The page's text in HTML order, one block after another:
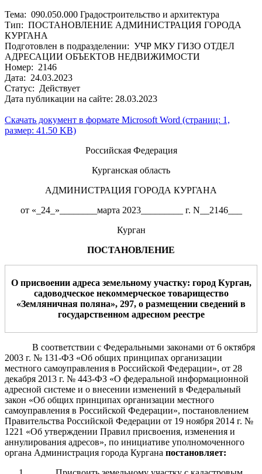
Тема: 090.050.000 Градостроительство и архитектура
Тип: ПОСТАНОВЛЕНИЕ АДМИНИСТРАЦИЯ ГОРОДА
КУРГАНА
Подготовлен в подразделении: УЧР МКУ ГИЗО ОТДЕЛ
АДРЕСАЦИИ ОБЪЕКТОВ НЕДВИЖИМОСТИ
Номер: 2146
Дата: 24.03.2023
Статус: Действует
Дата публикации на сайте: 28.03.2023
Скачать документ в формате Microsoft Word (страниц: 1,
размер: 41.50 KB)
Российская Федерация
Курганская область
АДМИНИСТРАЦИЯ ГОРОДА КУРГАНА
от «_24_»________марта 2023_________ г. N__2146___
Курган
ПОСТАНОВЛЕНИЕ
О присвоении адреса земельному участку: город Курган,
садоводческое некоммерческое товарищество
«Земляничная поляна», 297, о размещении сведений в
государственном адресном реестре
В соответствии с Федеральными законами от 6 октября
2003 г. № 131-ФЗ «Об общих принципах организации
местного самоуправления в Российской Федерации», от 28
декабря 2013 г. № 443-ФЗ «О федеральной информационной
адресной системе и о внесении изменений в Федеральный
закон «Об общих принципах организации местного
самоуправления в Российской Федерации», постановлением
Правительства Российской Федерации от 19 ноября 2014 г. №
1221 «Об утверждении Правил присвоения, изменения и
аннулирования адресов», по инициативе уполномоченного
органа Администрация города Кургана постановляет: